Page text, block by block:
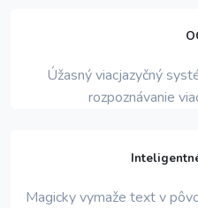
Úžasný viacjazyčný
rozpoznávanie
Magicky vymaže text v